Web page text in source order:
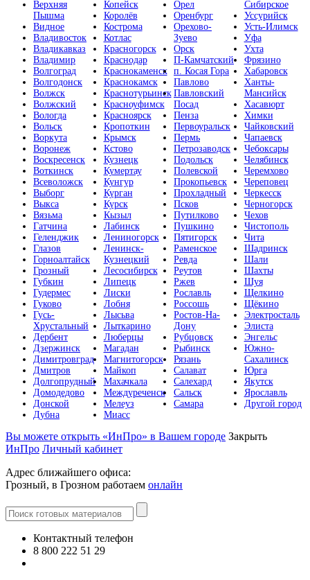
Верхняя
Пышма
Видное
Владивосток
Владикавказ
Владимир
Волгоград
Волгодонск
Волжск
Волжский
Вологда
Вольск
Воркута
Воронеж
Воскресенск
Воткинск
Всеволожск
Выборг
Выкса
Вязьма
Гатчина
Геленджик
Глазов
Горноалтайск
Грозный
Губкин
Гудермес
Гуково
Гусь-
Хрустальный
Дербент
Дзержинск
Димитровград
Дмитров
Долгопрудный
Домодедово
Донской
Дубна
Копейск
Королёв
Кострома
Котлас
Красногорск
Краснодар
Краснокаменск
Краснокамск
Краснотурьинск
Красноуфимск
Красноярск
Кропоткин
Крымск
Кстово
Кузнецк
Кумертау
Кунгур
Курган
Курск
Кызыл
Лабинск
Лениногорск
Ленинск-
Кузнецкий
Лесосибирск
Липецк
Лиски
Лобня
Лысьва
Лыткарино
Люберцы
Магадан
Магнитогорск
Майкоп
Махачкала
Междуреченск
Мелеуз
Миасс
Орел
Оренбург
Орехово-
Зуево
Орск
П-Камчатский
п. Косая Гора
Павлово
Павловский
Посад
Пенза
Первоуральск
Пермь
Петрозаводск
Подольск
Полевской
Прокопьевск
Прохладный
Псков
Путилково
Пушкино
Пятигорск
Раменское
Ревда
Реутов
Ржев
Рославль
Россошь
Ростов-На-
Дону
Рубцовск
Рыбинск
Рязань
Салават
Салехард
Сальск
Самара
Сибирское
Уссурийск
Усть-Илимск
Уфа
Ухта
Фрязино
Хабаровск
Ханты-
Мансийск
Хасавюрт
Химки
Чайковский
Чапаевск
Чебоксары
Челябинск
Черемхово
Череповец
Черкесск
Черногорск
Чехов
Чистополь
Чита
Шадринск
Шали
Шахты
Шуя
Щелкино
Щёкино
Электросталь
Элиста
Энгельс
Южно-
Сахалинск
Юрга
Якутск
Ярославль
Другой город
Вы можете открыть «ИнПро» в Вашем городе Закрыть
ИнПро Личный кабинет
Адрес ближайшего офиса:
Грозный, в Грозном работаем онлайн
Контактный телефон
8 800 222 51 29